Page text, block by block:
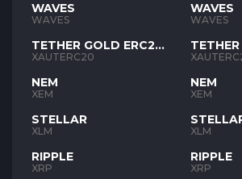
WAVES
WAVES
TETHER GOLD ERC20
XAUT
XAUTERC20
NEM
XEM
STELLAR
XLM
RIPPLE
XRP
WAVES
WAVES
XAUT
NEM
XEM
XLM
RIPPLE
XRP